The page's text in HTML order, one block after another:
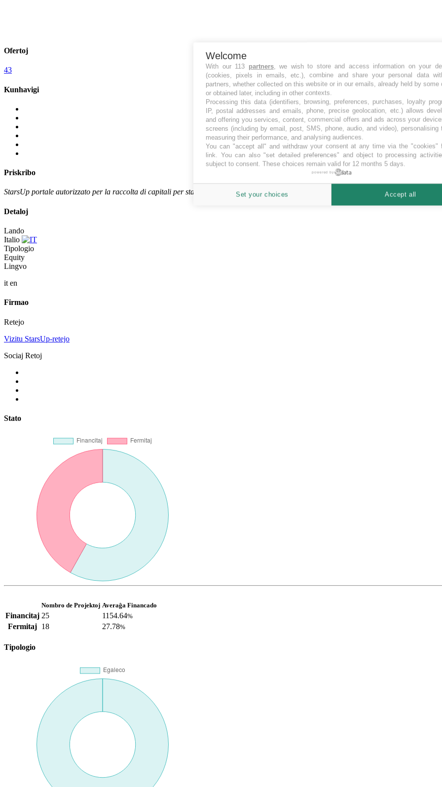
Ofertoj
43
Kunhavigi
Priskribo
StarsUp portale autorizzato per la raccolta di capitali per start-up innovative. Con il crowdfunding tante opportunità sia per chi ha un
Detaloj
Lando
Italio
Tipologio
Equity
Lingvo
it en
Firmao
Retejo
Vizitu StarsUp-retejo
Sociaj Retoj
Stato
Nombro de Projektoj Averaĝa Financado
Financitaj 25 1154.64%
Fermitaj 18 27.78%
Tipologio
Welcome
With our 113 partners, we wish to store and access information on your
(cookies, pixels in emails, etc.), combine and share your personal data
partners, whether collected on this website or in our emails, already held by some
or obtained later, including in other contexts.
Processing this data (identifiers, browsing, preferences, purchases, loyalty
IP, postal addresses and emails, phone, precise geolocation, etc.) allows
and offering you services, content, commercial offers and ads across your
screens (including by email, post, SMS, phone, audio, and video), personalising
measuring their performance, and analysing audiences.
You can "accept all" and withdraw your consent at any time via the "cookies"
link. You can also "set detailed preferences" and object to processing
subject to consent. These choices remain valid for 12 months 5 days.
powered by
Set your choices Accept all